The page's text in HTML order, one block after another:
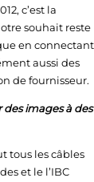
c’est la
souhait reste
en connectant
aussi des
de fournisseur.
images à des
tous les câbles
et le l’IBC